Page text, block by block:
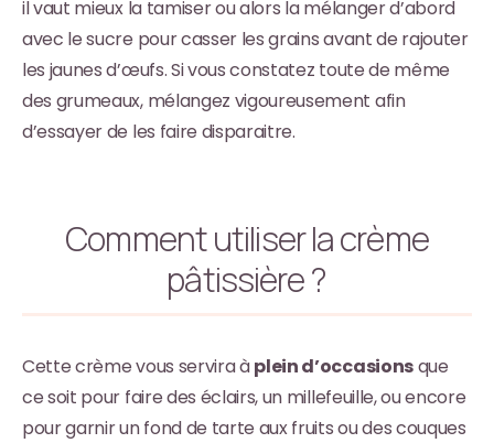
il vaut mieux la tamiser ou alors la mélanger d’abord
avec le sucre pour casser les grains avant de rajouter
les jaunes d’œufs. Si vous constatez toute de même
des grumeaux, mélangez vigoureusement afin
d’essayer de les faire disparaitre.
Comment utiliser la crème
pâtissière ?
Cette crème vous servira àplein d’occasionsque
ce soit pour faire des éclairs, un millefeuille, ou encore
pour garnir un fond de tarte aux fruits ou des couques